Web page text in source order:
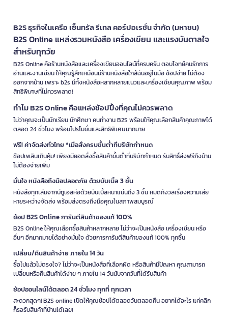
B2S ธุรกิจในเครือ เซ็นทรัล รีเทล คอร์ปอเรชั่น จำกัด (มหาชน)
B2S Online แหล่งรวมหนังสือ เครื่องเขียน และแรงบันดาลใจ
สำหรับทุกวัย
B2S Online คือร้านหนังสือและเครื่องเขียนออนไลน์ที่ครบครัน ตอบโจทย์คนรักการ
อ่านและงานเขียน ให้คุณรู้สึกเหมือนมีร้านหนังสือใกล้ฉันอยู่ในมือ ช้อปง่าย ไม่ต้อง
ออกจากบ้าน เพราะ b2s มีทั้งหนังสือหลากหลายแนวและเครื่องเขียนคุณภาพ พร้อม
สิทธิพิเศษที่ไม่ควรพลาด!
ทำไม B2S Online คือแหล่งช้อปปิ้งที่คุณไม่ควรพลาด
ไม่ว่าคุณจะเป็นนักเรียน นักศึกษา คนทำงาน B2S พร้อมให้คุณเลือกสินค้าคุณภาพได้
ตลอด 24 ชั่วโมง พร้อมโปรโมชั่นและสิทธิพิเศษมากมาย
ฟรี! ค่าจัดส่งทั่วไทย *เมื่อสั่งครบขั้นต่ำที่บริษัทกำหนด
ช้อปเพลินเกินคุ้ม! เพียงมียอดสั่งซื้อสินค้าขั้นต่ำที่บริษัทกำหนด รับสิทธิ์ส่งฟรีถึงบ้าน
ไม่ต้องจ่ายเพิ่ม
มั่นใจ หนังสือถึงมือปลอดภัย ด้วยบับเบิ้ล 3 ชั้น
หนังสือทุกเล่มจากบีทูเอสห่อด้วยบับเบิ้ลหนาแน่นถึง 3 ชั้น หมดกังวลเรื่องความเสีย
หายระหว่างจัดส่ง พร้อมส่งตรงถึงมือคุณในสภาพสมบูรณ์
ช้อป B2S Online การันตีสินค้าของแท้ 100%
B2S Online ให้คุณเลือกซื้อสินค้าหลากหลาย ไม่ว่าจะเป็นหนังสือ เครื่องเขียน หรือ
อื่นๆ อีกมากมายได้อย่างมั่นใจ ด้วยการการันตีสินค้าของแท้ 100% ทุกชิ้น
เปลี่ยน/คืนสินค้าง่าย ภายใน 14 วัน
ซื้อไปแล้วไม่ตรงใจ? ไม่ว่าจะเป็นหนังสือที่เลือกผิด หรือสินค้ามีปัญหา คุณสามารถ
เปลี่ยนหรือคืนสินค้าได้ง่าย ๆ ภายใน 14 วันนับจากวันที่ได้รับสินค้า
ช้อปออนไลน์ได้ตลอด 24 ชั่วโมง ทุกที่ ทุกเวลา
สะดวกสุดๆ! B2S online เปิดให้คุณช้อปได้ตลอดวันตลอดคืน อยากได้อะไร แค่คลิก
ก็รอรับสินค้าที่บ้านได้เลย!